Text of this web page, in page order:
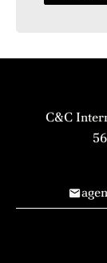
C&C